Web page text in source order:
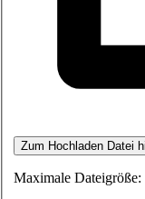
Zum Hochladen Datei
Maximale